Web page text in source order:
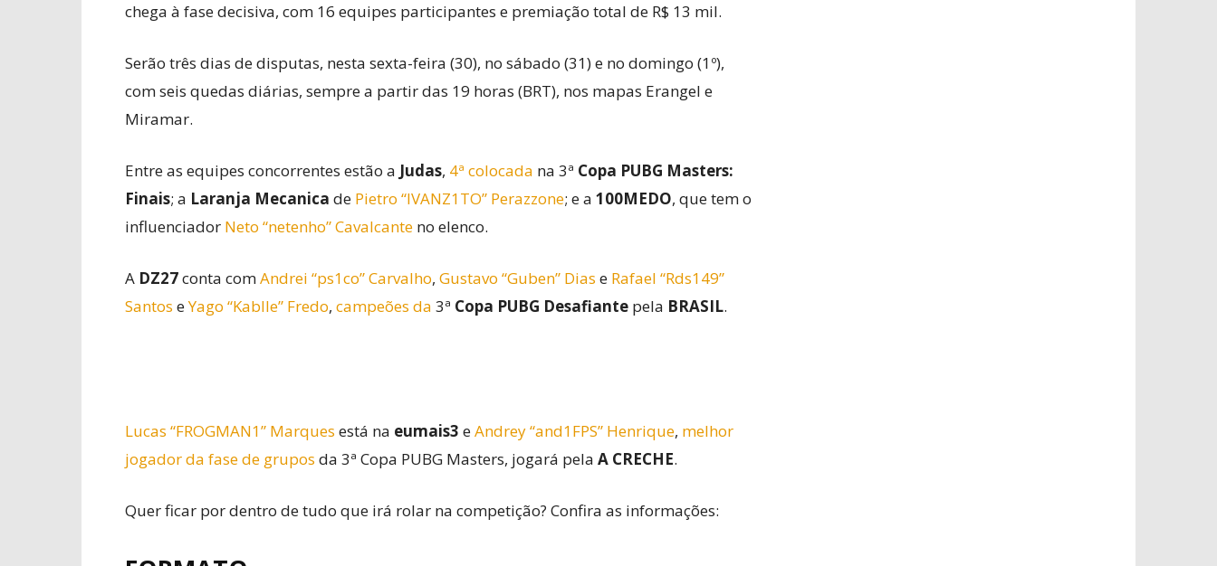
chega à fase decisiva, com 16 equipes participantes e premiação total de R$ 13 mil.
Serão três dias de disputas, nesta sexta-feira (30), no sábado (31) e no domingo (1º),
com seis quedas diárias, sempre a partir das 19 horas (BRT), nos mapas Erangel e
Miramar.
Entre as equipes concorrentes estão a Judas, 4ª colocada na 3ª Copa PUBG Masters:
Finais; a Laranja Mecanica de Pietro “IVANZ1TO” Perazzone; e a 100MEDO, que tem o
influenciador Neto “netenho” Cavalcante no elenco.
A DZ27conta comAndrei “ps1co” Carvalho, Gustavo “Guben” Dias e Rafael “Rds149”
Santos eYago “Kablle” Fredo, campeões da 3ª Copa PUBG Desafiante pela BRASIL.
Lucas “FROGMAN1” Marques está na eumais3 eAndrey “and1FPS” Henrique, melhor
jogador da fase de grupos da 3ª Copa PUBG Masters, jogará pela A CRECHE.
Quer ficar por dentro de tudo que irá rolar na competição? Confira as informações: